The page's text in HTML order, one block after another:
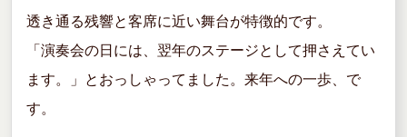
透き通る残響と客席に近い舞台が特徴的です。
「演奏会の日には、翌年のステージとして押さえてい
ます。」とおっしゃってました。来年への一歩、で
す。